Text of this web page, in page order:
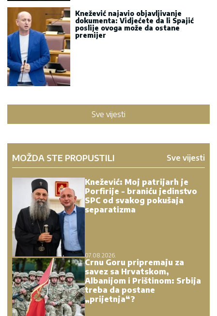
Knežević najavio objavljivanje
dokumenta: Vidjećete da li Spajić
poslije ovoga može da ostane
premijer
Sve vijesti
MOŽDA STE PROPUSTILI Sve vijesti
Knežević: Moj patrijarh je
Porfirije - braniću jedinstvo
SPC od svakog pokušaja
separatizma
07.08.2026.
Crnu Goru pripremaju za
savez sa Hrvatskom,
Albanijom i Prištinom: Srbija
treba da postane
„prijetnja“?